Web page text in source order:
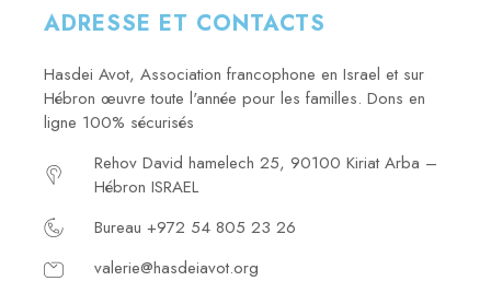
ADRESSE ET CONTACTS
Hasdei Avot, Association francophone en Israel et sur
Hébron œuvre toute l'année pour les familles. Dons en
ligne 100% sécurisés
Rehov David hamelech 25, 90100 Kiriat Arba –
Hébron ISRAEL
Bureau +972 54 805 23 26
valerie@hasdeiavot.org